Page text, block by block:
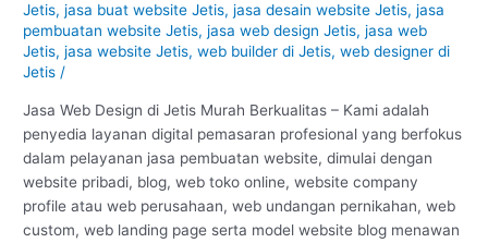
Jetis,jasa buat website Jetis,jasa desain website Jetis,jasa
pembuatan website Jetis,jasa web design Jetis,jasa web
Jetis,jasa website Jetis,web builder di Jetis,web designer di
Jetis /
Jasa Web Design di Jetis Murah Berkualitas – Kami adalah
penyedia layanan digital pemasaran profesional yang berfokus
dalam pelayanan jasa pembuatan website, dimulai dengan
website pribadi, blog, web toko online, website company
profile atau web perusahaan, web undangan pernikahan, web
custom, web landing page serta model website blog menawan
Mojokerto
:
Murah
Berkualitas
#1